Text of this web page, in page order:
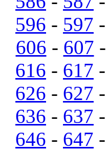
596 - 597 -
606 - 607 -
616 - 617 -
626 - 627 -
636 - 637 -
646 - 647 -